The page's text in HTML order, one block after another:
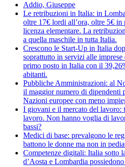
Addio, Giuseppe
Le retribuzioni in Italia: in
oltre 17€ lordi all’ora, oltre 5€ in
licenza elementare. La
a quella maschile in tutta Italia.
Crescono le Start-Up in Italia
soprattutto in servizi alle
primo posto in Italia con il
abitanti.
Pubbliche Amministrazioni: al
il maggior numero di dipendenti
Nazioni europee con meno
I giovani e il mercato del lavoro:
lavoro. Non hanno voglia di
bassi?
Medici di base: prevalgono le
battono le donne ma non in
Competenze digitali: Italia sotto
d’Aosta e Lombardia